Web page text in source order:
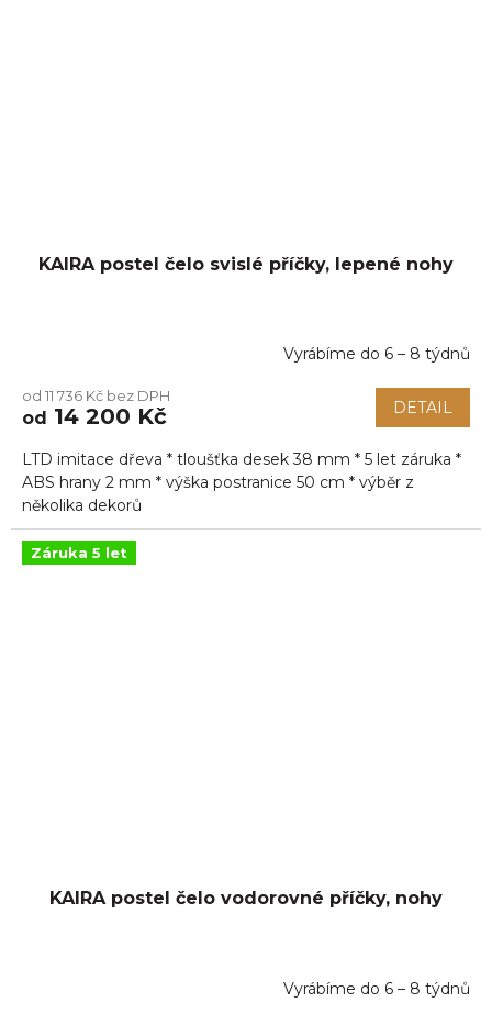
KAIRA postel čelo svislé příčky, lepené nohy
Vyrábíme do 6 – 8 týdnů
od 11 736 Kč bez DPH
od 14 200 Kč DETAIL
LTD imitace dřeva * tloušťka desek 38 mm * 5 let záruka *
ABS hrany 2 mm * výška postranice 50 cm * výběr z
několika dekorů
Záruka 5 let
KAIRA postel čelo vodorovné příčky, nohy
Vyrábíme do 6 – 8 týdnů